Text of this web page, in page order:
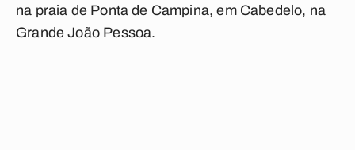
na praia de Ponta de Campina, em Cabedelo, na
Grande João Pessoa.